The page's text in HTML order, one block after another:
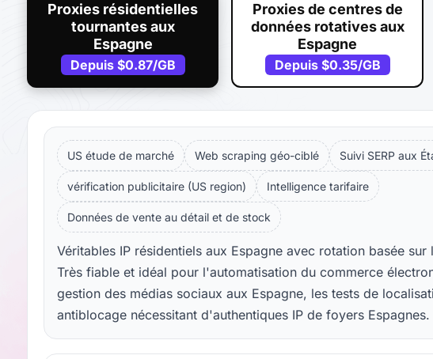
Proxies résidentielles
tournantes aux
Espagne
Depuis $0.87/GB
Proxies de centres de
données rotatives aux
Espagne
Depuis $0.35/GB
US étude de marché Web scraping géo-ciblé Suivi SERP aux
vérification publicitaire (US region) Intelligence tarifaire
Données de vente au détail et de stock
Véritables IP résidentiels aux Espagne avec rotation basée
Très fiable et idéal pour l'automatisation du commerce
gestion des médias sociaux aux Espagne, les tests de
antiblocage nécessitant d'authentiques IP de foyers Espagnes.